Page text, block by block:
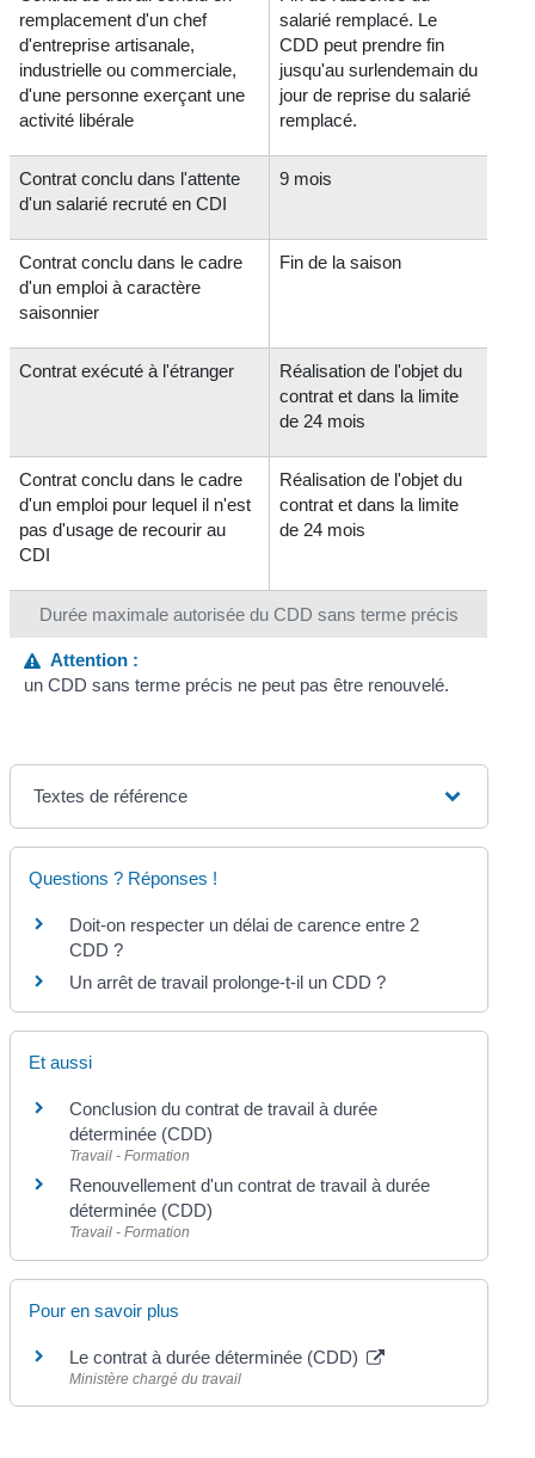
Durée maximale autorisée du CDD sans terme précis
remplacement d'un chef
d'entreprise artisanale,
industrielle ou commerciale,
d'une personne exerçant une
activité libérale
salarié remplacé. Le
CDD peut prendre fin
jusqu'au surlendemain du
jour de reprise du salarié
remplacé.
Contrat conclu dans l'attente
d'un salarié recruté en CDI
9 mois
Contrat conclu dans le cadre
d'un emploi à caractère
saisonnier
Fin de la saison
Contrat exécuté à l'étranger
Réalisation de l'objet du
contrat et dans la limite
de 24 mois
Contrat conclu dans le cadre
d'un emploi pour lequel il n'est
pas d'usage de recourir au
CDI
Réalisation de l'objet du
contrat et dans la limite
de 24 mois
Attention :
un CDD sans terme précis ne peut pas être renouvelé.
Textes de référence
Questions ? Réponses !
Doit-on respecter un délai de carence entre 2
CDD ?
Un arrêt de travail prolonge-t-il un CDD ?
Et aussi
Conclusion du contrat de travail à durée
déterminée (CDD)
Travail - Formation
Renouvellement d'un contrat de travail à durée
déterminée (CDD)
Travail - Formation
Pour en savoir plus
Le contrat à durée déterminée (CDD)
Ministère chargé du travail